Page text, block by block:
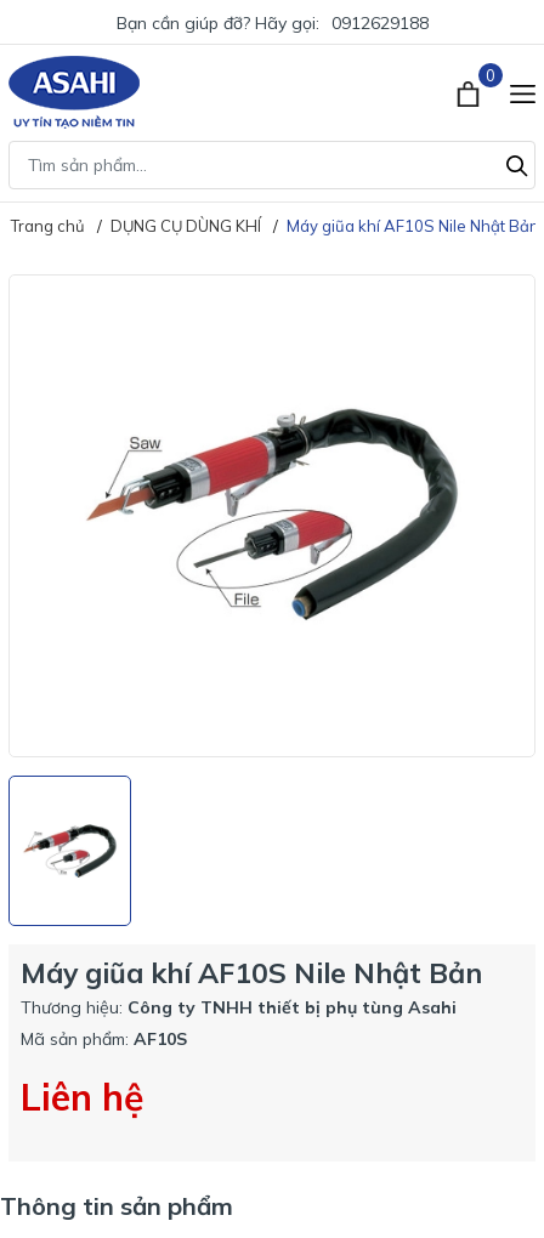
Bạn cần giúp đỡ? Hãy gọi: 0912629188
0
Trang chủ DỤNG CỤ DÙNG KHÍ Máy giũa khí AF10S Nile Nhật Bản
Máy giũa khí AF10S Nile Nhật Bản
Thương hiệu: Công ty TNHH thiết bị phụ tùng Asahi
Mã sản phẩm: AF10S
Liên hệ
Thông tin sản phẩm